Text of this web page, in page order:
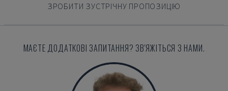
ЗРОБИТИ ЗУСТРІЧНУ ПРОПОЗИЦІЮ
МАЄТЕ ДОДАТКОВІ ЗАПИТАННЯ? ЗВ'ЯЖІТЬСЯ З НАМИ.